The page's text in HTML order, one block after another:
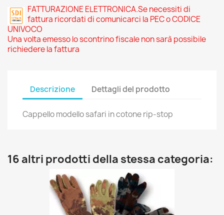
FATTURAZIONE ELETTRONICA.Se necessiti di
fattura ricordati di comunicarci la PEC o CODICE
UNIVOCO
Una volta emesso lo scontrino fiscale non sarà possibile
richiedere la fattura
Descrizione Dettagli del prodotto
Cappello modello safari in cotone rip-stop
16 altri prodotti della stessa categoria: